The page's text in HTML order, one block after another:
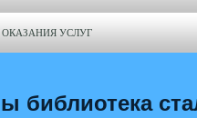
УСЛУГ
библиотека